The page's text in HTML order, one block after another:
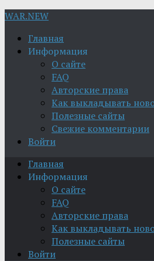
WAR.NEW
Главная
Информация
О сайте
FAQ
Авторские права
Как выкладывать
Полезные сайты
Свежие комментарии
Войти
Главная
Информация
О сайте
FAQ
Авторские права
Как выкладывать
Полезные сайты
Войти